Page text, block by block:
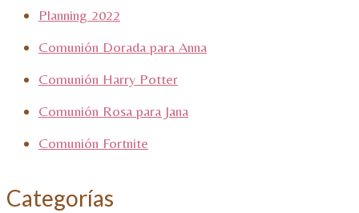
Planning 2022
Comunión Dorada para Anna
Comunión Harry Potter
Comunión Rosa para Jana
Comunión Fortnite
Categorías